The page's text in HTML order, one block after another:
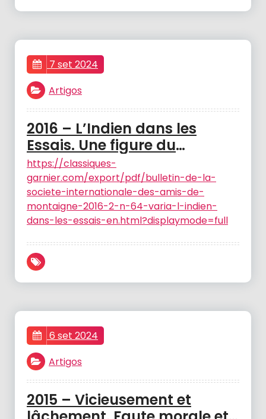
7 set 2024
Artigos
2016 – L’Indien dans les
Essais. Une figure du
relativisme? Bulletin de la
Societé des Amis de
Montaigne (Imprimé)
(Cessou em 2006. Cont. ISSN
1965-2348 Nouveau Bulletin
de la Société Internationale
des Amis de, v – FRANÇA, M.
C. V.
https://classiques-
garnier.com/export/pdf/bulletin-de-la-
societe-internationale-des-amis-de-
montaigne-2016-2-n-64-varia-l-indien-
dans-les-essais-en.html?displaymode=full
6 set 2024
Artigos
2015 – Vicieusement et